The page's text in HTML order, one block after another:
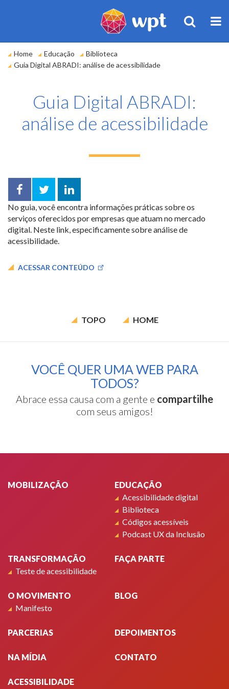
BUSCA
está
em:
Home Educação
Biblioteca
Guia Digital ABRADI: análise de acessibilidade
Guia Digital ABRADI:
análise de acessibilidade
Facebook
TwitterLinkedIn
compartilhar
No guia, você encontra informações práticas sobre os
serviços oferecidos por empresas que atuam no mercado
digital. Neste link, especificamente sobre análise de
acessibilidade.
ACESSAR CONTEÚDO
TOPO HOME
VOCÊ QUER UMA WEB PARA
TODOS?
Abrace essa causa com a gente e compartilhe
com seus amigos!
MOBILIZAÇÃO
EDUCAÇÃO
Acessibilidade digital
Biblioteca
Códigos acessíveis
Podcast UX da Inclusão
TRANSFORMAÇÃO
Teste de acessibilidade
FAÇA PARTE
O MOVIMENTO
Manifesto
BLOG
PARCERIAS DEPOIMENTOS
NA MÍDIA CONTATO
ACESSIBILIDADE